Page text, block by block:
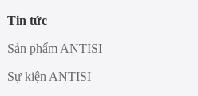
Tin tức
Sản phẩm ANTISI
Sự kiện ANTISI